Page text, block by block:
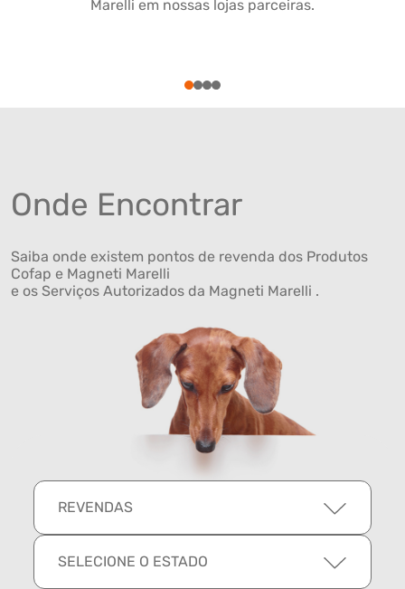
Marelli em nossas lojas parceiras.
1234
Onde Encontrar
Saiba onde existem pontos de revenda dos Produtos
Cofap e Magneti Marelli
e os Serviços Autorizados da Magneti Marelli .
REVENDAS
SELECIONE O ESTADO